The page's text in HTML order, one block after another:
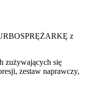
z
zużywających się
zestaw naprawczy,